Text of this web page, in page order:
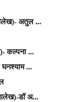
अतुल ...
कल्पना ...
घनश्याम ...
डॉ अ...